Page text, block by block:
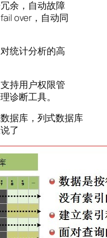
余，自动故障
over，自动同
统计分析的高
持用户权限管
诊断工具。
据库，列式数据库
了